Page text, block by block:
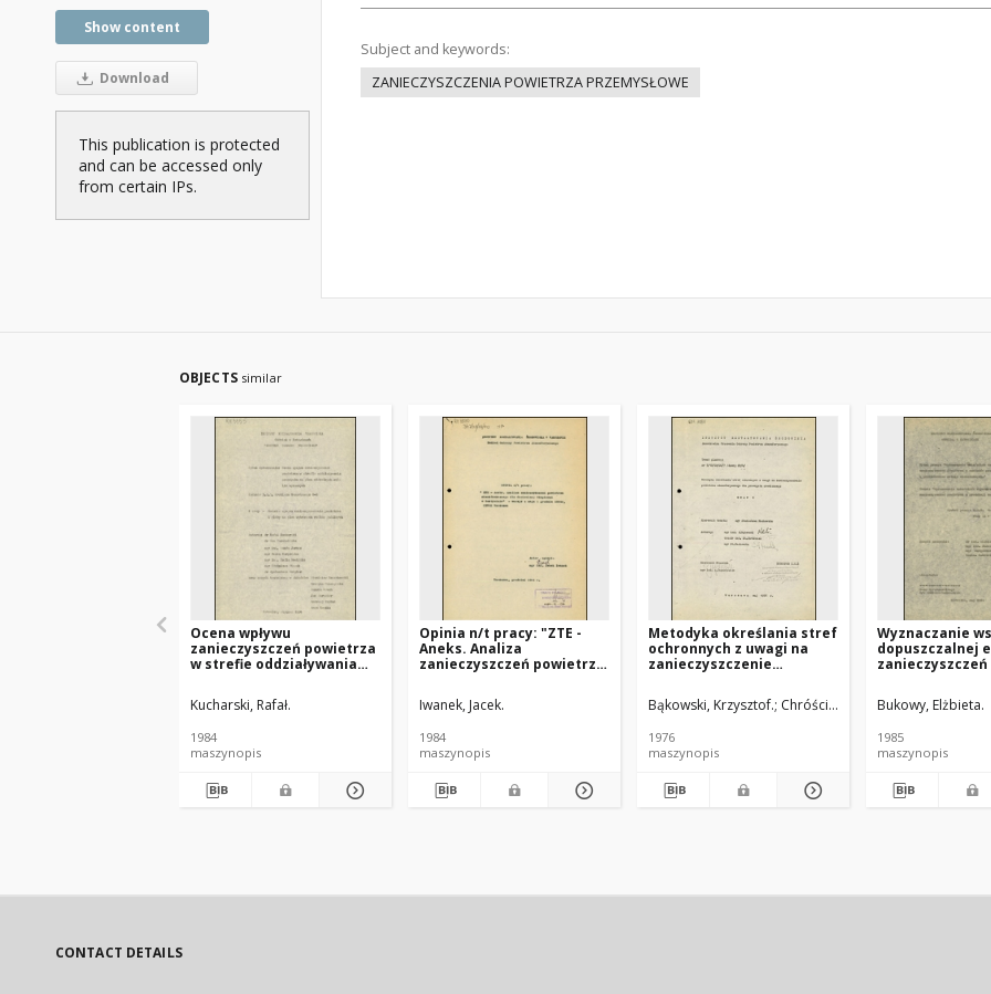
Show content
Download
This publication is protected
and can be accessed only
from certain IPs.
Subject and keywords:
ZANIECZYSZCZENIA POWIETRZA PRZEMYSŁOWE
OBJECTS similar
Ocena wpływu
zanieczyszczeń powietrza
w strefie oddziaływania
niektórych roślin
uprawnych. Etap 1,
zanieczyszczenia
powietrza i gleby na plon
jadalnych
Kucharski, Rafał.
1984
maszynopis
Opinia n/t pracy: "ZTE -
Aneks. Analiza
zanieczyszczeń powietrza
Centralnej Ciepłowni w
Giostyninie" - wersja z
CEWOK Warszawa
Iwanek, Jacek.
1984
maszynopis
Metodyka określania stref
ochronnych z uwagi na
zanieczyszczenie
atmosferycznego dla
przemysłu chemicznego.
Bąkowski, Krzysztof. Chróściel, Stanisław. Machowska,
1976
maszynopis
Wyznaczanie
dopuszczalnej
ołowiu i
metali
Bukowy, Elżbieta.
1985
maszynopis
CONTACT DETAILS